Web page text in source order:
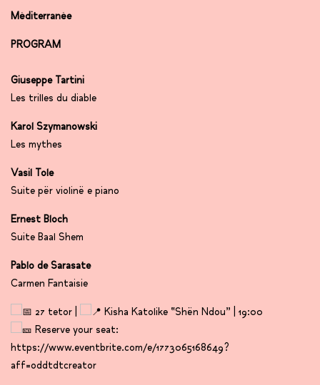
Méditerranée
PROGRAM
Giuseppe Tartini
Les trilles du diable
Karol Szymanowski
Les mythes
⁠Vasil Tole
Suite për violinë e piano
Ernest Bloch
Suite Baal Shem
Pablo de Sarasate
Carmen Fantaisie
27 tetor |
Kisha Katolike “Shën Ndou” | 19:00
Reserve your seat:
https://www.eventbrite.com/e/1773065168649?
aff=oddtdtcreator